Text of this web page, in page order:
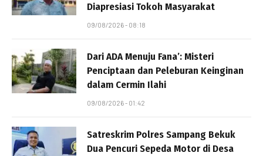
Diapresiasi Tokoh Masyarakat
09/08/2026 - 08:18
Dari ADA Menuju Fana’: Misteri
Penciptaan dan Peleburan Keinginan
dalam Cermin Ilahi
09/08/2026 - 01:42
Satreskrim Polres Sampang Bekuk
Dua Pencuri Sepeda Motor di Desa